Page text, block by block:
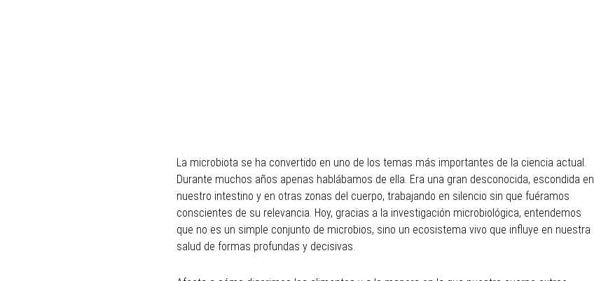
La microbiota se ha convertido en uno de los temas más importantes de la ciencia actual.
Durante muchos años apenas hablábamos de ella. Era una gran desconocida, escondida en
nuestro intestino y en otras zonas del cuerpo, trabajando en silencio sin que fuéramos
conscientes de su relevancia. Hoy, gracias a la investigación microbiológica, entendemos
que no es un simple conjunto de microbios, sino un ecosistema vivo que influye en nuestra
salud de formas profundas y decisivas.